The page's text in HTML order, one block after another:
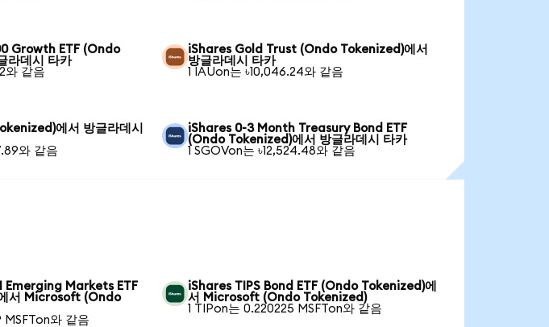
Growth ETF (Ondo
라데시 타카
와 같음
iShares Gold Trust (Ondo Tokenized)에서
방글라데시 타카
1 IAUon는 ৳10,046.24와 같음
에서 방글라데시
와 같음
iShares 0-3 Month Treasury Bond ETF
(Ondo Tokenized)에서 방글라데시 타카
1 SGOVon는 ৳12,524.48와 같음
Emerging Markets ETF
서 Microsoft (Ondo
MSFTon와 같음
iShares TIPS Bond ETF (Ondo Tokenized)에
서 Microsoft (Ondo Tokenized)
1 TIPon는 0.220225 MSFTon와 같음